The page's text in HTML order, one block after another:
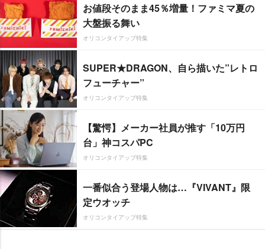
お値段そのまま45％増量！ファミマ夏の
大盤振る舞い
オリコンタイアップ特集
SUPER★DRAGON、自ら描いた”レトロ
フューチャー”
オリコンタイアップ特集
【驚愕】メーカー社員が推す「10万円
台」神コスパPC
オリコンタイアップ特集
一番似合う登場人物は…『VIVANT』限
定ウオッチ
オリコンタイアップ特集